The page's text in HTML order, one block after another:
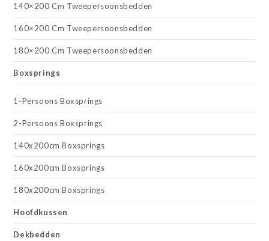
140×200 Cm Tweepersoonsbedden
160×200 Cm Tweepersoonsbedden
180×200 Cm Tweepersoonsbedden
Boxsprings
1-Persoons Boxsprings
2-Persoons Boxsprings
140x200cm Boxsprings
160x200cm Boxsprings
180x200cm Boxsprings
Hoofdkussen
Dekbedden